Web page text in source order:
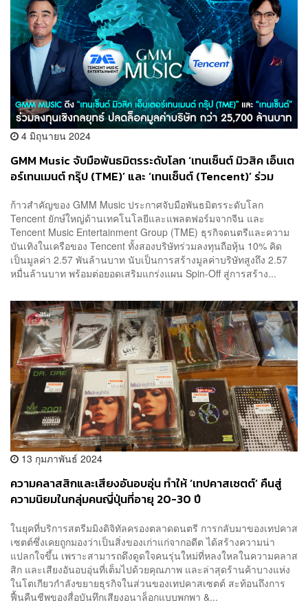
4 มิถุนายน 2024
GMM Music จับมือพันธมิตรระดับโลก ‘เทนเซ็นต์ มิวสิค เอ็นเต
อร์เทนเมนต์ กรุ๊ป (TME)’ และ ‘เทนเซ็นต์ (Tencent)’ ร่วม
บริษัทกว่า 25,700 ล้านบาท สู่การสร้าง New Music
Economy ของไทยให้เติบโตอย่างยั่งยืน
ก้าวสำคัญของ GMM Music ประกาศจับมือพันธมิตรระดับโลก
Tencent ยักษ์ใหญ่ด้านเทคโนโลยีและแพลตฟอร์มจากจีน และ
Tencent Music Entertainment Group (TME) ธุรกิจดนตรีและความ
บันเทิงในเครือของ Tencent ทั้งสองบริษัทร่วมลงทุนถือหุ้น 10% คิด
เป็นมูลค่า 2.57 พันล้านบาท นับเป็นการสร้างมูลค่าบริษัทสูงถึง 2.57
หมื่นล้านบาท พร้อมต่อยอดเสริมแกร่งแผน Spin-Off สู่การสร้าง...
13 กุมภาพันธ์ 2024
ความคลาสสิกและเสียงอันอบอุ่น ทำให้ ‘เทปคาสเซตต์’ คืนสู่
ความนิยมในกลุ่มคนญี่ปุ่นที่อายุ 20-30 ปี
ในยุคที่บริการสตรีมมิงดิจิทัลครองตลาดดนตรี การกลับมาของเทปคาส
เซตต์ซึ่งเคยถูกมองว่าเป็นสิ่งของเก่าแก่จากอดีต ได้สร้างความน่า
แปลกใจขึ้น เพราะสามารถดึงดูดใจคนรุ่นใหม่ที่หลงใหลในความคลาส
สิก และเสียงอันอบอุ่นที่เต็มไปด้วยคุณภาพ และล่าสุดร้านค้าบางแห่ง
ในโตเกียวกำลังขยายธุรกิจในส่วนของเทปคาสเซตต์ สะท้อนถึงการ
ฟื้นคืนชีพของสื่อบันทึกเสียงอนาล็อกแบบพกพา &...